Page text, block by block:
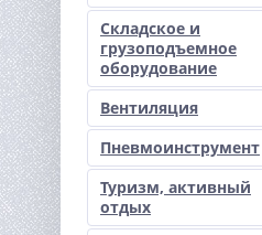
Складское и
грузоподъемное
оборудование
Вентиляция
Пневмоинструмент
Туризм, активный
отдых